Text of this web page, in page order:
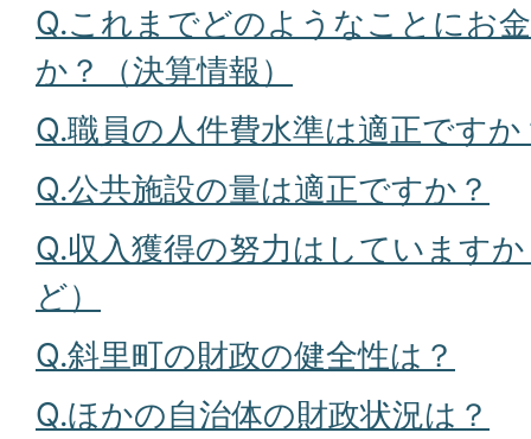
Q.これまでどのようなことにお
か？（決算情報）
Q.職員の人件費水準は適正ですか
Q.公共施設の量は適正ですか？
Q.収入獲得の努力はしています
ど）
Q.斜里町の財政の健全性は？
Q.ほかの自治体の財政状況は？